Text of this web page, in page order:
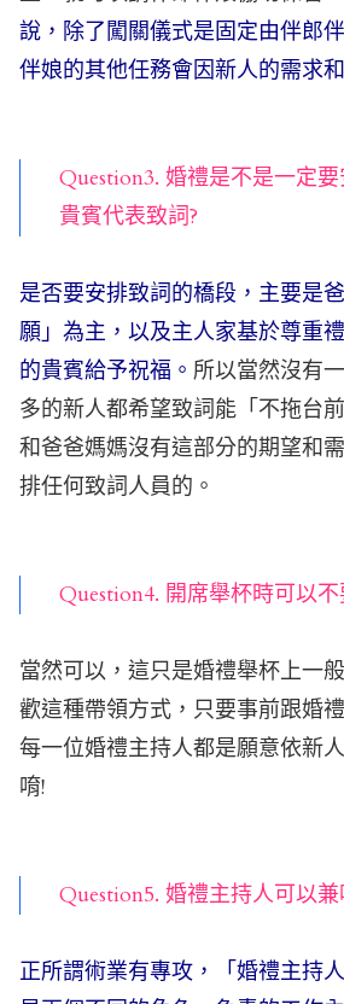
說，除了闖關儀式是固定由伴郎
伴娘的其他任務會因新人的需求
Question3. 婚禮是不是一定
貴賓代表致詞?
是否要安排致詞的橋段，主要是
願」為主，以及主人家基於尊重
的貴賓給予祝福。 所以當然沒有
多的新人都希望致詞能「不拖台
和爸爸媽媽沒有這部分的期望和
排任何致詞人員的。
Question4. 開席舉杯時可以
當然可以，這只是婚禮舉杯上一
歡這種帶領方式，只要事前跟婚
每一位婚禮主持人都是願意依新
唷!
Question5. 婚禮主持人可以兼
正所謂術業有專攻，「婚禮主持